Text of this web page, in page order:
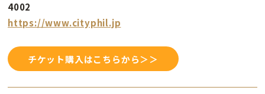
4002
https://www.cityphil.jp
チケット購入はこちらから＞＞